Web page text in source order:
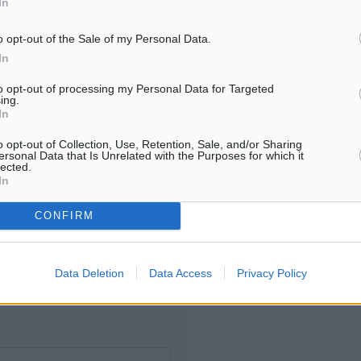
opt-out of the Sale of my Personal Data.
opt-out of processing my Personal Data for Targeted
opt-out of Collection, Use, Retention, Sale, and/or Sharing
Data that Is Unrelated with the Purposes for which it
CONFIRM
Data Deletion Data Access Privacy Policy
Η Δημοκρατική δεν υιοθετεί
όποια σχόλια θεωρούμε
Χρήστες που δεν τηρούν
του σχολίου.
είναι απαραίτητη η χρήση
συνδέσμου παραπομπής